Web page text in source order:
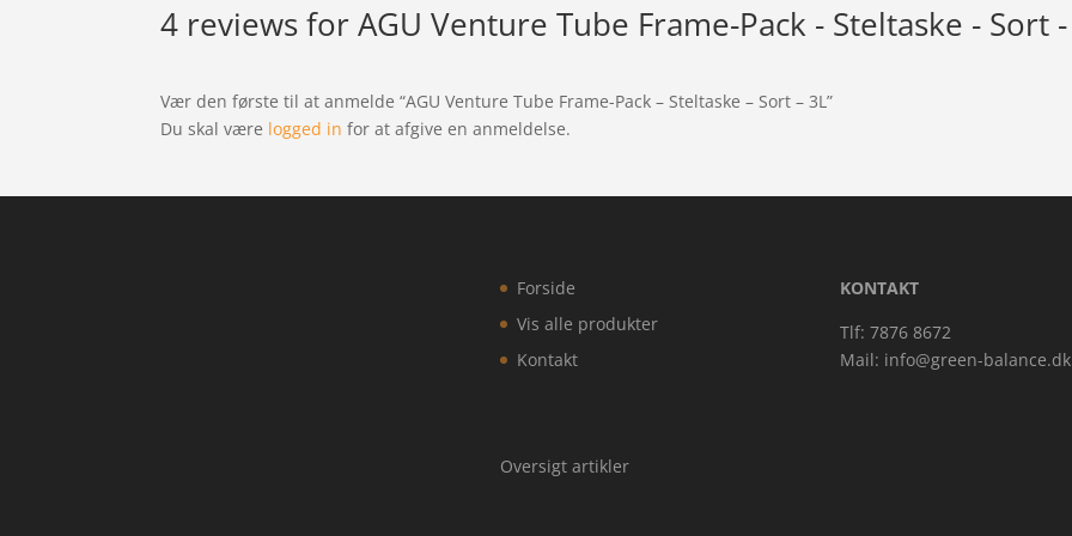
4 reviews forAGU Venture Tube Frame-Pack - Steltaske - Sort
Vær den første til at anmelde “AGU Venture Tube Frame-Pack – Steltaske – Sort – 3L”
Du skal være logged in for at afgive en anmeldelse.
Forside
Vis alle produkter
Kontakt
Oversigt artikler
KONTAKT
Tlf: 7876 8672
Mail: info@green-balance.dk